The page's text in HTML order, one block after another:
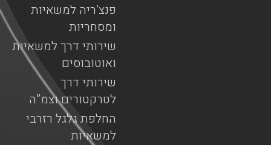
פנצ’ריה למשאיות
ומסחריות
שירותי דרך למשאיות
ואוטובוסים
שירותי דרך
לטרקטורים וצמ”ה
החלפת גלגל רזרבי
למשאיות